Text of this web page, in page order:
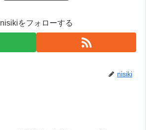
nisikiをフォローする
nisiki